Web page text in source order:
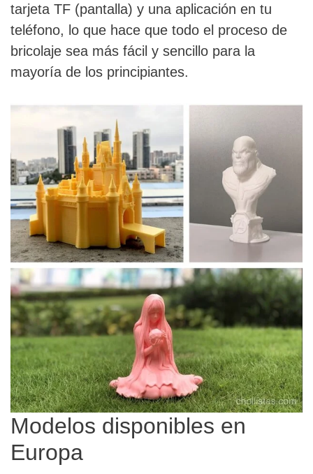
tarjeta TF (pantalla) y una aplicación en tu
teléfono, lo que hace que todo el proceso de
bricolaje sea más fácil y sencillo para la
mayoría de los principiantes.
Modelos disponibles en
Europa